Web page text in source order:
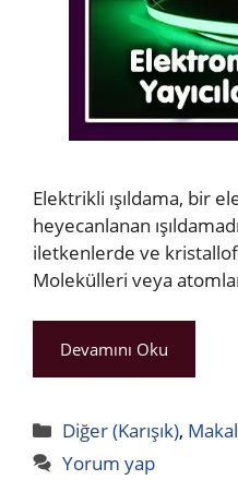
Elektrikli ışıldama, bir
heyecanlanan
iletkenlerde ve
Molekülleri veya
Devamını Oku
Kategoriler
Diğer (Karışık),
Yorum yap